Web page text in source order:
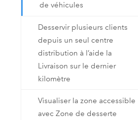
de véhicules
Desservir plusieurs clients
depuis un seul centre
distribution à l’aide la
Livraison sur le dernier
kilomètre
Visualiser la zone accessible
avec Zone de desserte